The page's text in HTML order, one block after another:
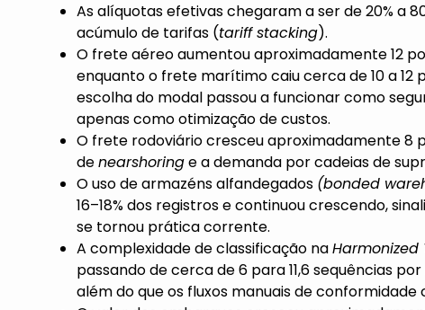
As alíquotas efetivas chegaram a ser de 20% a
acúmulo de tarifas (tariff stacking).
O frete aéreo aumentou aproximadamente 12
enquanto o frete marítimo caiu cerca de 10 a 12
escolha do modal passou a funcionar como
apenas como otimização de custos.
O frete rodoviário cresceu aproximadamente 8
denearshoringe a demanda por cadeias de
O uso de armazéns alfandegados (bonded
16–18% dos registros e continuou crescendo,
se tornou prática corrente.
A complexidade de classificação naHarmonized
passando de cerca de 6 para 11,6 sequências
além do que os fluxos manuais de